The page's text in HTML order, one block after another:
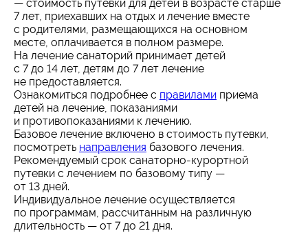
— стоимость путевки для детей в возрасте старше
7 лет, приехавших на отдых и лечение вместе
с родителями, размещающихся на основном
месте, оплачивается в полном размере.
На лечение санаторий принимает детей
с 7 до 14 лет, детям до 7 лет лечение
не предоставляется.
Ознакомиться подробнее с правилами приема
детей на лечение, показаниями
и противопоказаниями к лечению.
Базовое лечение включено в стоимость путевки,
посмотреть направления базового лечения.
Рекомендуемый срок санаторно-курортной
путевки с лечением по базовому типу —
от 13 дней.
Индивидуальное лечение осуществляется
по программам, рассчитанным на различную
длительность — от 7 до 21 дня.